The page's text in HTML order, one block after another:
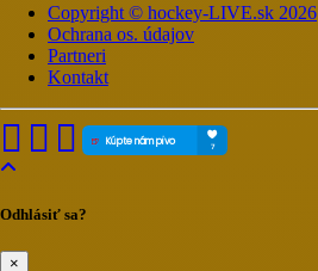
Copyright © hockey-LIVE.sk 2026
Ochrana os. údajov
Partneri
Kontakt
Odhlásiť sa?
×